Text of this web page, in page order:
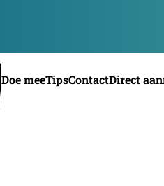
Doe meeTipsContactDirect